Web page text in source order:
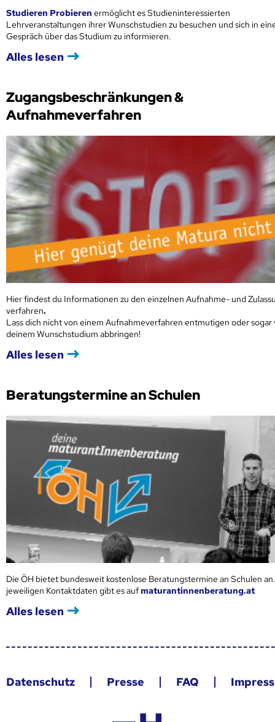
Studieren Probieren ermöglicht es Studieninteressierten
Lehrveranstaltungen ihrer Wunschstudien zu besuchen und sich in
Gespräch über das Studium zu informieren.
Alles lesen
Zugangsbeschränkungen &
Aufnahmeverfahren
Hier findest du Informationen zu den einzelnen Aufnahme- und
verfahren.
Lass dich nicht von einem Aufnahmeverfahren entmutigen oder sogar
deinem Wunschstudium abbringen!
Alles lesen
Beratungstermine an Schulen
Die ÖH bietet bundesweit kostenlose Beratungstermine an Schulen
jeweiligen Kontaktdaten gibt es aufmaturantinnenberatung.at
Alles lesen
Datenschutz Presse FAQ